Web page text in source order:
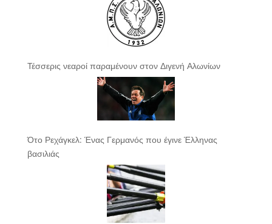
Τέσσερις νεαροί παραμένουν στον Διγενή Αλωνίων
Ότο Ρεχάγκελ: Ένας Γερμανός που έγινε Έλληνας
βασιλιάς